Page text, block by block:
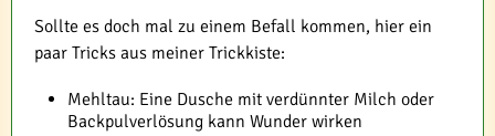
Sollte es doch mal zu einem Befall kommen, hier ein
paar Tricks aus meiner Trickkiste:
Mehltau: Eine Dusche mit verdünnter Milch oder
Backpulverlösung kann Wunder wirken